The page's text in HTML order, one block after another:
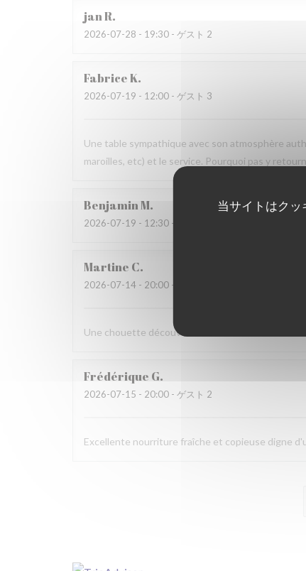
当サイトはク
janR
2026-07-28 - 19:30 - ゲスト 2
FabriceK
2026-07-19 - 12:00 - ゲスト 3
Une table sympathique avec son atmosphère
maroilles, etc) et le service. Pourquoi pas y
BenjaminM
2026-07-19 - 12:30 - ゲスト 2
Martine C
2026-07-14 - 20:00 - ゲスト 6
Une chouette découverte!
Frédérique G
2026-07-15 - 20:00 - ゲスト 2
Excellente nourriture fraîche et copieuse digne